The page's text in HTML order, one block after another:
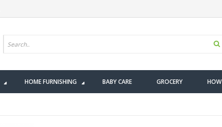
HOME FURNISHING BABY CARE GROCERY